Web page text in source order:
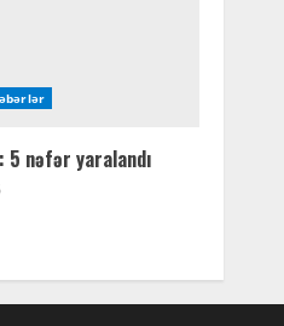
5 nəfər yaralandı